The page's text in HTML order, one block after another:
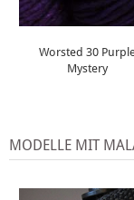
Worsted 30
Mystery
MODELLE MIT